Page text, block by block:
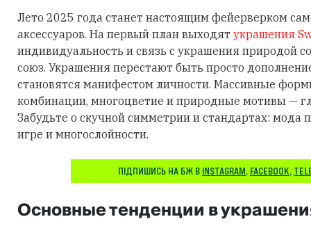
Лето 2025 года станет настоящим фейерверком
аксессуаров. На первый план выходят украшения
индивидуальность и связь с украшения природой
союз. Украшения перестают быть просто
становятся манифестом личности. Массивные
комбинации, многоцветие и природные мотивы —
Забудьте о скучной симметрии и стандартах: мода
игре и многослойности.
ПІДПИШИСЬ НА БЖ В INSTAGRAM, FACEBOOK,
Основные тенденции в